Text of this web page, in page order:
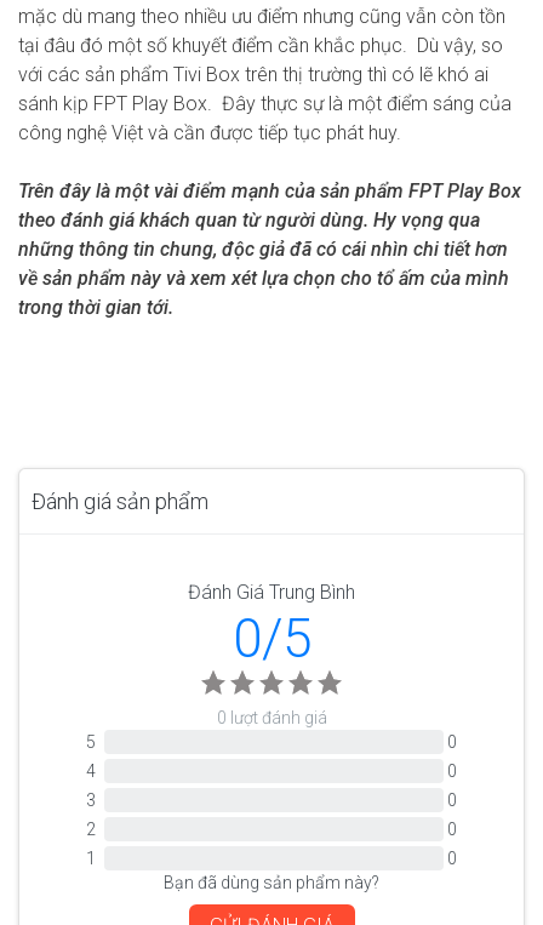
mặc dù mang theo nhiều ưu điểm nhưng cũng vẫn còn tồn
tại đâu đó một số khuyết điểm cần khắc phục. Dù vậy, so
với các sản phẩm Tivi Box trên thị trường thì có lẽ khó ai
sánh kịp FPT Play Box. Đây thực sự là một điểm sáng của
công nghệ Việt và cần được tiếp tục phát huy.
Trên đây là một vài điểm mạnh của sản phẩm FPT Play Box
theo đánh giá khách quan từ người dùng. Hy vọng qua
những thông tin chung, độc giả đã có cái nhìn chi tiết hơn
về sản phẩm này và xem xét lựa chọn cho tổ ấm của mình
trong thời gian tới.
Đánh giá sản phẩm
Đánh Giá Trung Bình
0/5
0 lượt đánh giá
5
0
4
0
3
0
2
0
1
0
Bạn đã dùng sản phẩm này?